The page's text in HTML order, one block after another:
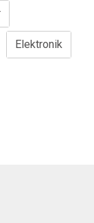
Elektronik